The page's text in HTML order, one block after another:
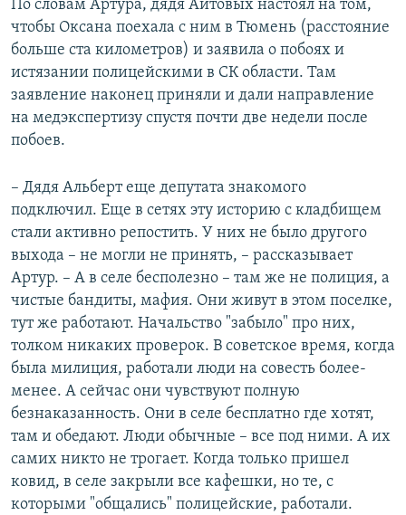
По словам Артура, дядя Аитовых настоял на том,
чтобы Оксана поехала с ним в Тюмень (расстояние
больше ста километров) и заявила о побоях и
истязании полицейскими в СК области. Там
заявление наконец приняли и дали направление
на медэкспертизу спустя почти две недели после
побоев.
– Дядя Альберт еще депутата знакомого
подключил. Еще в сетях эту историю с кладбищем
стали активно репостить. У них не было другого
выхода – не могли не принять, – рассказывает
Артур. – А в селе бесполезно – там же не полиция, а
чистые бандиты, мафия. Они живут в этом поселке,
тут же работают. Начальство "забыло" про них,
толком никаких проверок. В советское время, когда
была милиция, работали люди на совесть более-
менее. А сейчас они чувствуют полную
безнаказанность. Они в селе бесплатно где хотят,
там и обедают. Люди обычные – все под ними. А их
самих никто не трогает. Когда только пришел
ковид, в селе закрыли все кафешки, но те, с
которыми "общались" полицейские, работали.